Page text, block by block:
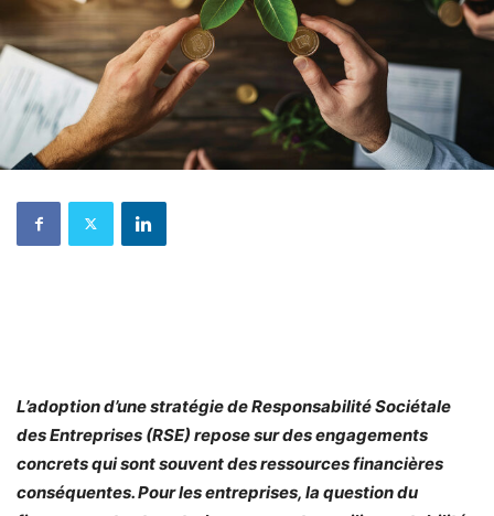
L’adoption d’une stratégie de Responsabilité Sociétale
des Entreprises (RSE) repose sur des engagements
concrets qui sont souvent des ressources financières
conséquentes. Pour les entreprises, la question du